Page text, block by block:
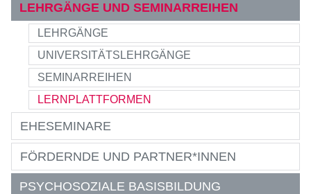
LEHRGÄNGE UND SEMINARREIHEN
LEHRGÄNGE
UNIVERSITÄTSLEHRGÄNGE
SEMINARREIHEN
LERNPLATTFORMEN
EHESEMINARE
FÖRDERNDE UND PARTNER*INNEN
PSYCHOSOZIALE BASISBILDUNG